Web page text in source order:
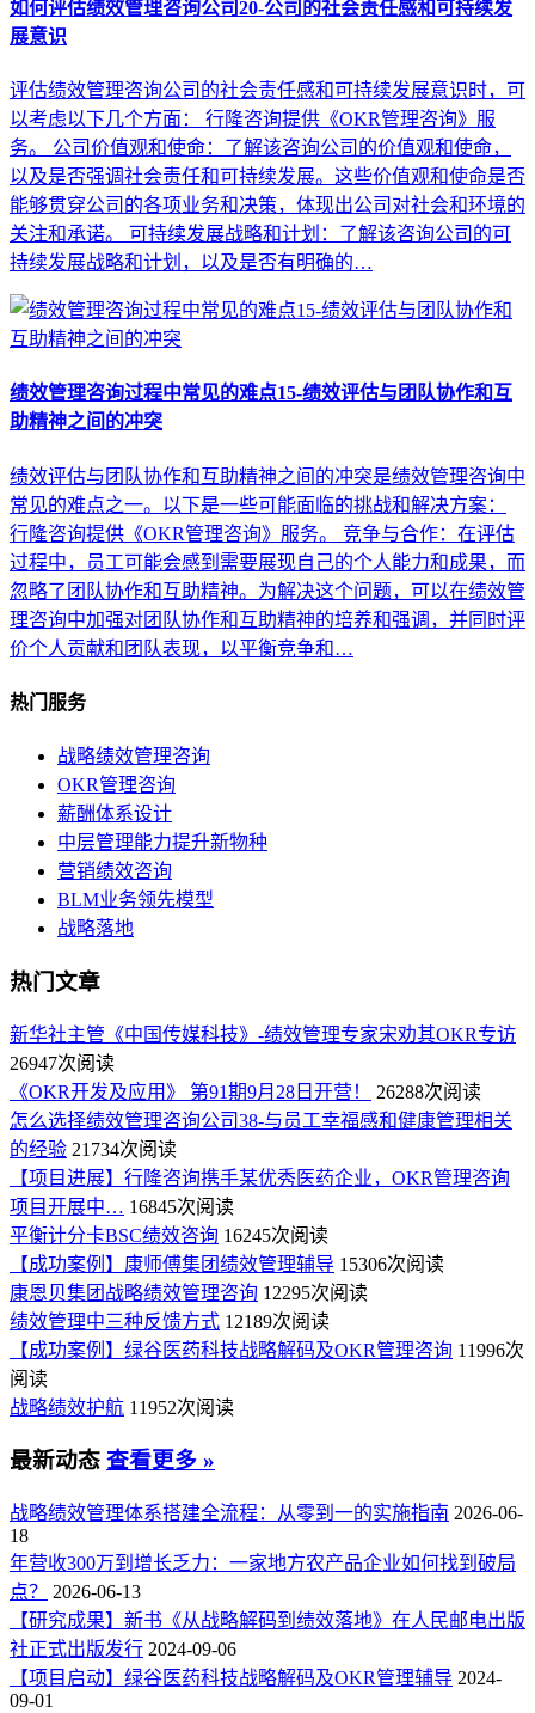
如何评估绩效管理咨询公司20-公司的社会责任感和可持续发
展意识
评估绩效管理咨询公司的社会责任感和可持续发展意识时，可
以考虑以下几个方面： 行隆咨询提供《OKR管理咨询》服
务。 公司价值观和使命：了解该咨询公司的价值观和使命，
以及是否强调社会责任和可持续发展。这些价值观和使命是否
能够贯穿公司的各项业务和决策，体现出公司对社会和环境的
关注和承诺。 可持续发展战略和计划：了解该咨询公司的可
持续发展战略和计划，以及是否有明确的…
绩效管理咨询过程中常见的难点15-绩效评估与团队协作和互
助精神之间的冲突
绩效评估与团队协作和互助精神之间的冲突是绩效管理咨询中
常见的难点之一。以下是一些可能面临的挑战和解决方案：
行隆咨询提供《OKR管理咨询》服务。 竞争与合作：在评估
过程中，员工可能会感到需要展现自己的个人能力和成果，而
忽略了团队协作和互助精神。为解决这个问题，可以在绩效管
理咨询中加强对团队协作和互助精神的培养和强调，并同时评
价个人贡献和团队表现，以平衡竞争和…
热门服务
战略绩效管理咨询
OKR管理咨询
薪酬体系设计
中层管理能力提升新物种
营销绩效咨询
BLM业务领先模型
战略落地
热门文章
新华社主管《中国传媒科技》-绩效管理专家宋劝其OKR专访
26947次阅读
《OKR开发及应用》 第91期9月28日开营！
26288次阅读
怎么选择绩效管理咨询公司38-与员工幸福感和健康管理相关
的经验 21734次阅读
【项目进展】行隆咨询携手某优秀医药企业，OKR管理咨询
项目开展中… 16845次阅读
平衡计分卡BSC绩效咨询 16245次阅读
【成功案例】康师傅集团绩效管理辅导 15306次阅读
康恩贝集团战略绩效管理咨询 12295次阅读
绩效管理中三种反馈方式 12189次阅读
【成功案例】绿谷医药科技战略解码及OKR管理咨询 11996次
阅读
战略绩效护航 11952次阅读
最新动态 查看更多 »
战略绩效管理体系搭建全流程：从零到一的实施指南 2026-06-
18
年营收300万到增长乏力：一家地方农产品企业如何找到破局
点？
2026-06-13
【研究成果】新书《从战略解码到绩效落地》在人民邮电出版
社正式出版发行 2024-09-06
【项目启动】绿谷医药科技战略解码及OKR管理辅导 2024-
09-01